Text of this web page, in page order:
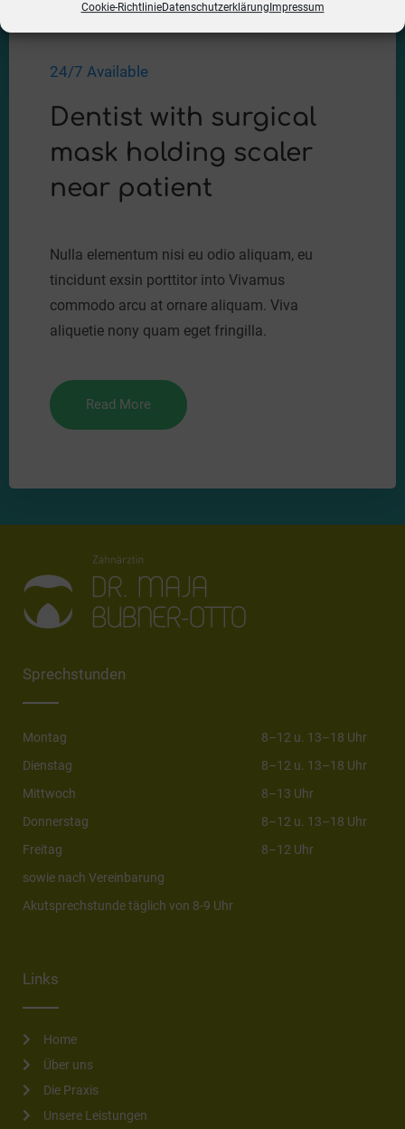
Cookie-RichtlinieDatenschutzerklärungImpressum
24/7 Available
Dentist with surgical
mask holding scaler
near patient
Nulla elementum nisi eu odio aliquam, eu
tincidunt exsin porttitor into Vivamus
commodo arcu at ornare aliquam. Viva
aliquetie nony quam eget fringilla.
Read More
Sprechstunden
Montag
8–12 u. 13–18 Uhr
Dienstag
8–12 u. 13–18 Uhr
Mittwoch
8–13 Uhr
Donnerstag
8–12 u. 13–18 Uhr
Freitag
8–12 Uhr
sowie nach Vereinbarung
Akutsprechstunde täglich von 8-9 Uhr
Links
Home
Über uns
Die Praxis
Unsere Leistungen